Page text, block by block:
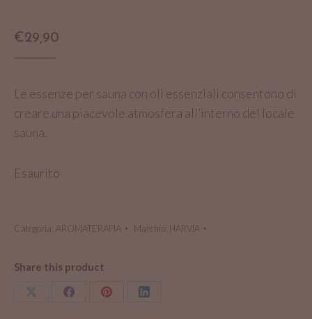
€29,90
Le essenze per sauna con oli essenziali consentono di
creare una piacevole atmosfera all’interno del locale
sauna.
Esaurito
Categoria: AROMATERAPIA Marchio: HARVIA
Share this product
CondividiCondividiCondividiCondividi